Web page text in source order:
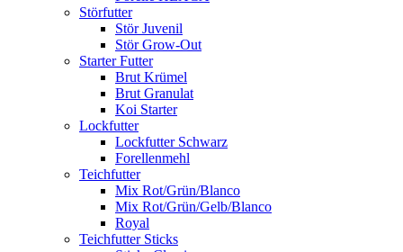
Störfutter
Stör Juvenil
Stör Grow-Out
Starter Futter
Brut Krümel
Brut Granulat
Koi Starter
Lockfutter
Lockfutter Schwarz
Forellenmehl
Teichfutter
Mix Rot/Grün/Blanco
Mix Rot/Grün/Gelb/Blanco
Royal
Teichfutter Sticks